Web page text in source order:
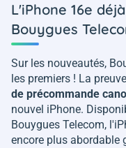
L'iPhone 16e
Bouygues
Sur les nouveautés,
les premiers ! La
de précommande
nouvel iPhone.
Bouygues Telecom,
encore plus abordable